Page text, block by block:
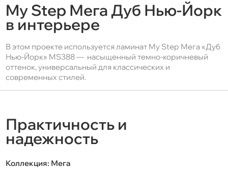
My Step Мега Дуб Нью-Йорк
в интерьере
В этом проекте используется ламинат My Step Мега «Дуб
Нью-Йорк» MS388 — насыщенный темно-коричневый
оттенок, универсальный для классических и
современных стилей.
Практичность и
надежность
Коллекция: Мега